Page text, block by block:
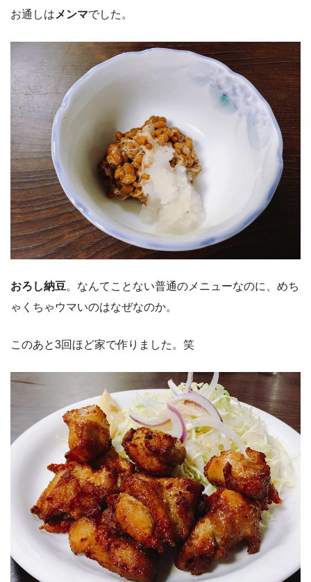
お通しは メンマでした。
おろし納豆。なんてことない普通のメニューなのに、めち
ゃくちゃウマいのはなぜなのか。
このあと3回ほど家で作りました。笑